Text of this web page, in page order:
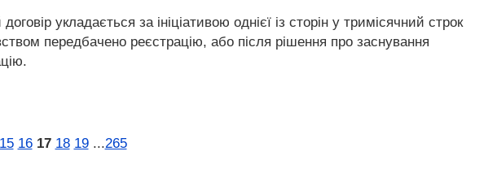
укладається за ініціативою однієї із сторін у тримісячний строк
передбачено реєстрацію, або після рішення про заснування
15 16 17 18 19 ...265